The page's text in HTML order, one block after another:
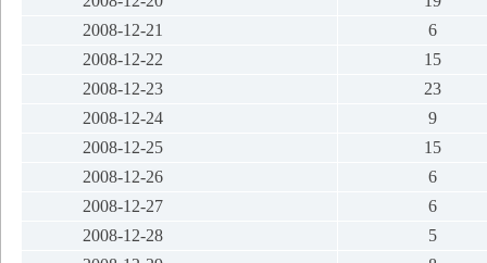
2008-12-21
6
2008-12-22
15
2008-12-23
23
2008-12-24
9
2008-12-25
15
2008-12-26
6
2008-12-27
6
2008-12-28
5